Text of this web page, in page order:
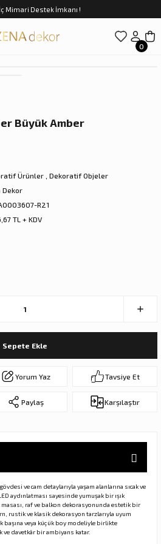
Mimari Destek İmkanı !
Dön
Dön
Dön
Dön
Dön
0
Büyük Amber
Ürünler
Dekoratif Objeler
Dekor
R21
TL + KDV
Sepete Ekle
Yorum Yaz Tavsiye Et
Paylaş Karşılaştır
ve cam detaylarıyla yaşam alanlarına sıcak ve
aydınlatması sayesinde yumuşak bir ışık
raf ve balkon dekorasyonunda estetik bir
rustik ve klasik dekorasyon tarzlarıyla uyum
başına veya küçük boy modeliyle birlikte
ve davetkâr bir ambiyans katar.